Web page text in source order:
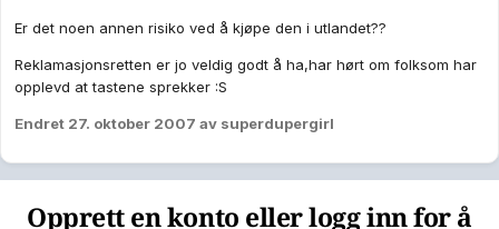
Er det noen annen risiko ved å kjøpe den i utlandet??
Reklamasjonsretten er jo veldig godt å ha,har hørt om folksom har
opplevd at tastene sprekker :S
Endret 27. oktober 2007 av superdupergirl
Opprett en konto eller logg inn for å